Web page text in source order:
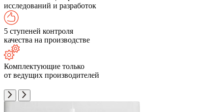
исследований и разработок
5 ступеней контроля
качества на производстве
Комплектующие только
от ведущих производителей